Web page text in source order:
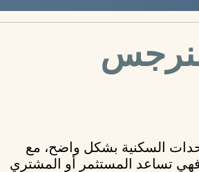
السكنية بشكل واضح، مع
فهي تساعد المستثمر أو المشتري